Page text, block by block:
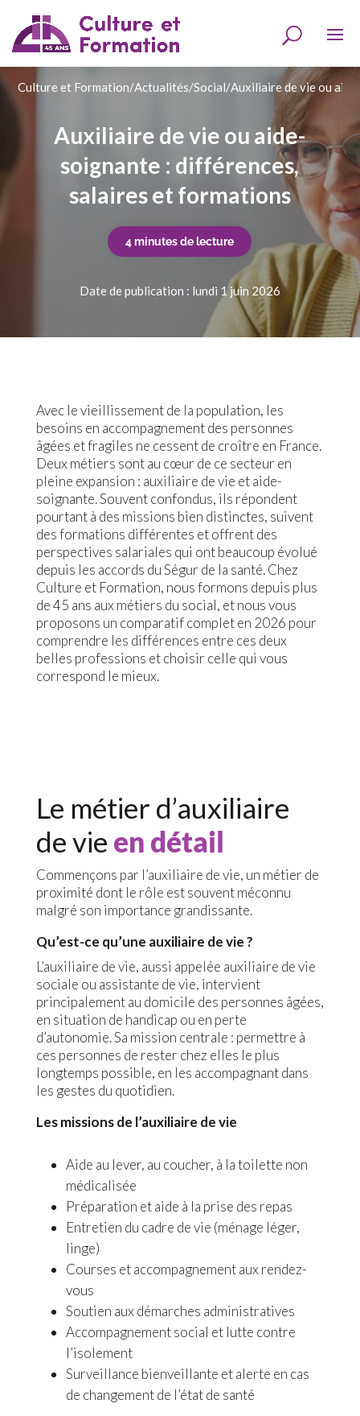
Culture et Formation/Actualités/Social/Auxiliaire de vie ou
Auxiliaire de vie ou aide-
soignante : différences,
salaires et formations
4 minutes de lecture
Date de publication : lundi 1 juin 2026
Avec le vieillissement de la population, les
besoins en accompagnement des personnes
âgées et fragiles ne cessent de croître en France.
Deux métiers sont au cœur de ce secteur en
pleine expansion : auxiliaire de vie et aide-
soignante. Souvent confondus, ils répondent
pourtant à des missions bien distinctes, suivent
des formations différentes et offrent des
perspectives salariales qui ont beaucoup évolué
depuis les accords du Ségur de la santé. Chez
Culture et Formation, nous formons depuis plus
de 45 ans aux métiers du social, et nous vous
proposons un comparatif complet en 2026 pour
comprendre les différences entre ces deux
belles professions et choisir celle qui vous
correspond le mieux.
Le métier d’auxiliaire
de vie en détail
Commençons par l’auxiliaire de vie, un métier de
proximité dont le rôle est souvent méconnu
malgré son importance grandissante.
Qu’est-ce qu’une auxiliaire de vie ?
L’auxiliaire de vie, aussi appelée auxiliaire de vie
sociale ou assistante de vie, intervient
principalement au domicile des personnes âgées,
en situation de handicap ou en perte
d’autonomie. Sa mission centrale : permettre à
ces personnes de rester chez elles le plus
longtemps possible, en les accompagnant dans
les gestes du quotidien.
Les missions de l’auxiliaire de vie
Aide au lever, au coucher, à la toilette non
médicalisée
Préparation et aide à la prise des repas
Entretien du cadre de vie (ménage léger,
linge)
Courses et accompagnement aux rendez-
vous
Soutien aux démarches administratives
Accompagnement social et lutte contre
l’isolement
Surveillance bienveillante et alerte en cas
de changement de l’état de santé